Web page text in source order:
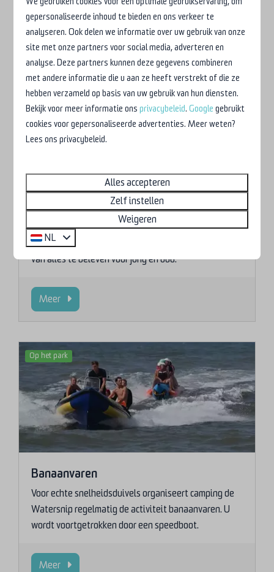
Meer
Op het park
Indoor recreatie
Regen of slecht weer? Dan biedt camping de
Watersnip ook indoor recreatie. In de recreatiezaal is
van alles te beleven voor jong en oud.
Meer
Op het park
Banaanvaren
Voor echte snelheidsduivels organiseert camping de
Watersnip regelmatig de activiteit banaanvaren. U
wordt voortgetrokken door een speedboot.
Meer
gepersonaliseerde inhoud te bieden en ons verkeer te
analyseren. Ook delen we informatie over uw gebruik van onze
site met onze partners voor social media, adverteren en
analyse. Deze partners kunnen deze gegevens combineren
met andere informatie die u aan ze heeft verstrekt of die ze
hebben verzameld op basis van uw gebruik van hun diensten.
Bekijk voor meer informatie onsprivacybeleid.Google gebruikt
cookies voor gepersonaliseerde advertenties. Meer weten?
Lees ons privacybeleid.
Alles accepteren
Zelf instellen
Weigeren
NL